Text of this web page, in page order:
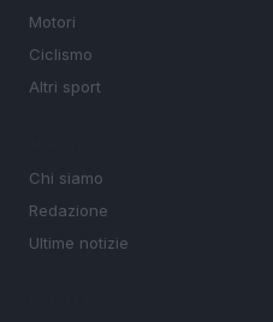
Motori
Ciclismo
Altri sport
Chi siamo
Redazione
Ultime notizie